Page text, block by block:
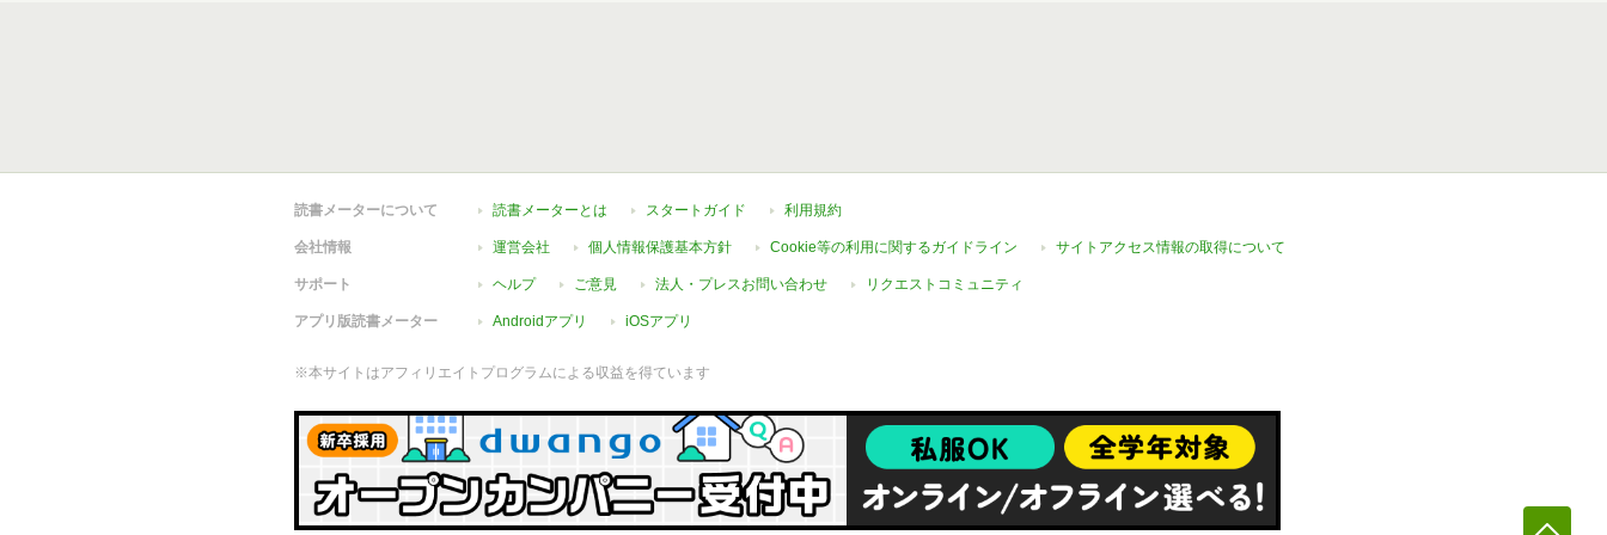
読書メーターについて 読書メーターとは スタートガイド 利用規約
会社情報 運営会社 個人情報保護基本方針 Cookie等の利用に関するガイドライン サイトアクセス情報の取得について
サポート ヘルプ ご意見 法人・プレスお問い合わせ リクエストコミュニティ
アプリ版読書メーター Androidアプリ iOSアプリ
※本サイトはアフィリエイトプログラムによる収益を得ています